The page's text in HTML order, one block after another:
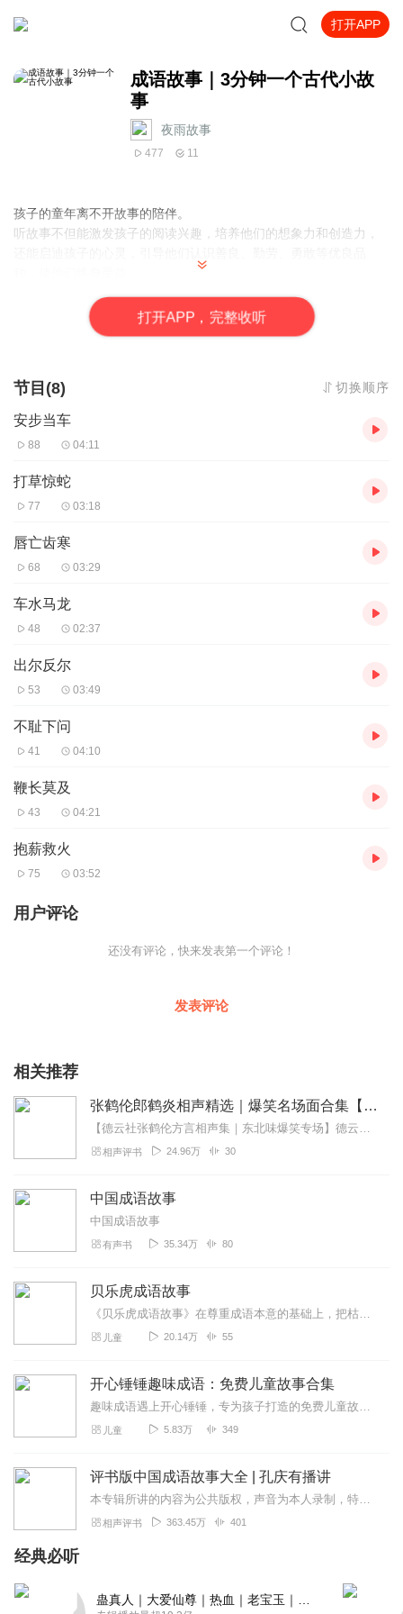
打开APP
成语故事｜3分钟一个古代小故
事
夜雨故事
477 11
孩子的童年离不开故事的陪伴。
听故事不但能激发孩子的阅读兴趣，培养他们的想象力和创造力，
打开APP，完整收听
节目(8) 切换顺序
安步当车
88 04:11
打草惊蛇
77 03:18
唇亡齿寒
68 03:29
车水马龙
48 02:37
出尔反尔
53 03:49
不耻下问
41 04:10
鞭长莫及
43 04:21
抱薪救火
75 03:52
用户评论
还没有评论，快来发表第一个评论！
发表评论
相关推荐
张鹤伦郎鹤炎相声精选｜爆笑名场面合集【成语接龙+童年故事】
【德云社张鹤伦方言相声集｜东北味爆笑专场】德云社"浪味仙"张鹤伦携搭档郎鹤炎带来原汁原味的东北风情相声盛宴！本专辑精选30段经典演出，既有《扒马褂》《黄鹤楼》...
相声评书 24.96万 30
中国成语故事
中国成语故事
有声书 35.34万 80
贝乐虎成语故事
《贝乐虎成语故事》在尊重成语本意的基础上，把枯燥难懂的成语改编成一个个情节丰富、有趣又生动的情景故事。快乐听故事，轻松学成语。让孩子不仅可以在故事中学会成语，还...
儿童 20.14万 55
开心锤锤趣味成语：免费儿童故事合集
趣味成语遇上开心锤锤，专为孩子打造的免费儿童故事来啦！用轻松搞笑的剧情、简单易懂的语言，把成语知识融入精彩小故事中，边听边学、趣味满满，让孩子轻松记住成语、爱上...
儿童 5.83万 349
评书版中国成语故事大全 | 孔庆有播讲
本专辑所讲的内容为公共版权，声音为本人录制，特此声明！业余时间录制，尽量保证每天一集！微评书为您讲述成语起源的同时，每集一个定场诗，不重复！脱稿演绎！部分定场诗...
相声评书 363.45万 401
经典必听